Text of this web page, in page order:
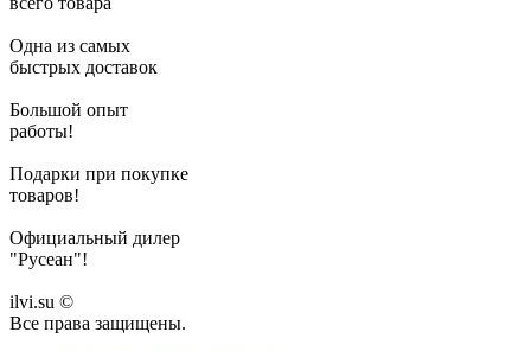
Одна из самых
быстрых доставок
Большой опыт
работы!
Подарки при покупке
товаров!
Официальный дилер
"Русеан"!
ilvi.su ©
Все права защищены.